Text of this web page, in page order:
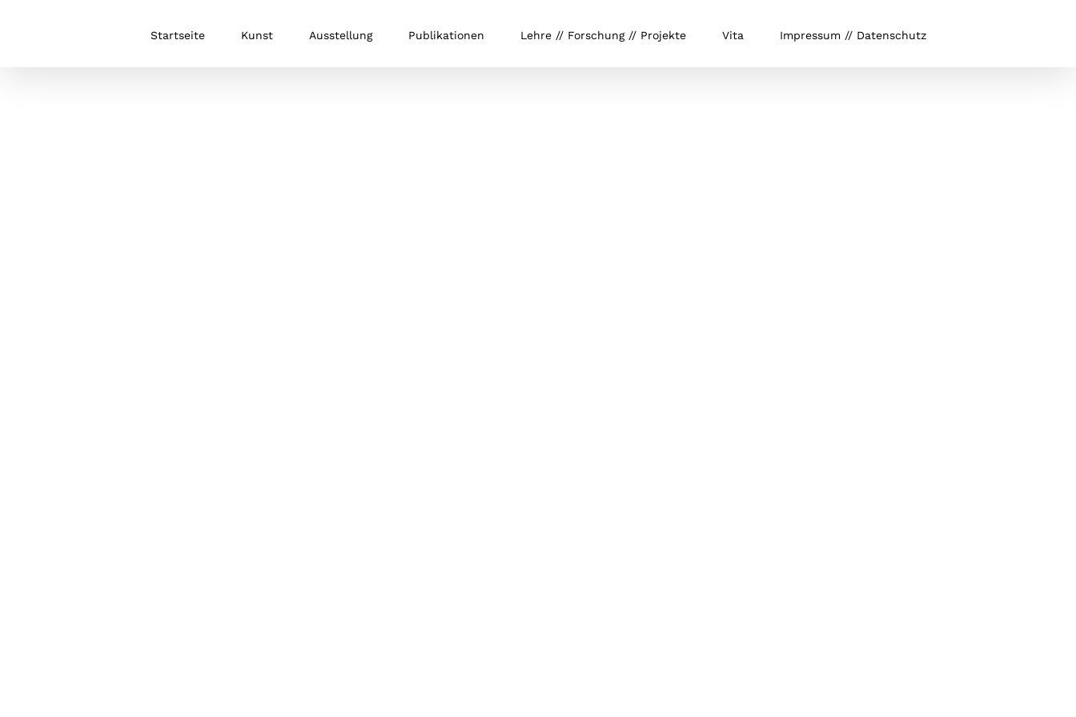
Startseite Kunst Ausstellung Publikationen Lehre // Forschung // Projekte Vita Impressum // Datenschutz